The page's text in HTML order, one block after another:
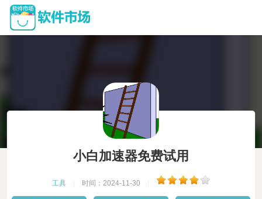
小白加速器免费试用
工具 时间：2024-11-30